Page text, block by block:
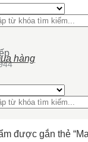
hàng
được gắn thẻ